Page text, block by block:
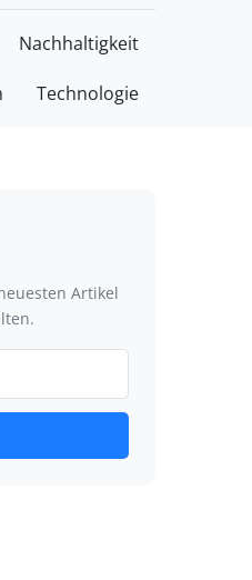
Nachhaltigkeit
Technologie
Artikel